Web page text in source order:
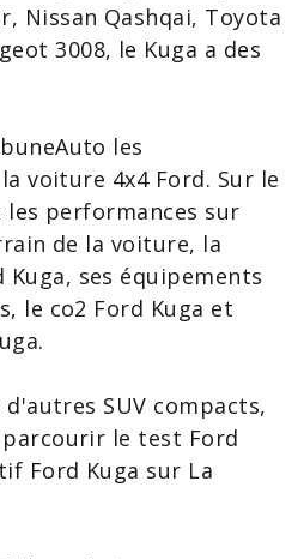
, Nissan Qashqai, Toyota
3008, le Kuga a des
les
lavoiture 4x4 Ford. Sur le
les performances sur
de la voiture, la
Kuga, ses équipements
, le co2 Ford Kuga et
.
d'autres SUV compacts,
le test Ford
Ford Kuga sur La